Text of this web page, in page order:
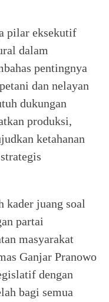
pilar eksekutif
dalam
pentingnya
dan nelayan
dukungan
produksi,
ketahanan
kader juang soal
partai
masyarakat
Ganjar Pranowo
dengan
bagi semua